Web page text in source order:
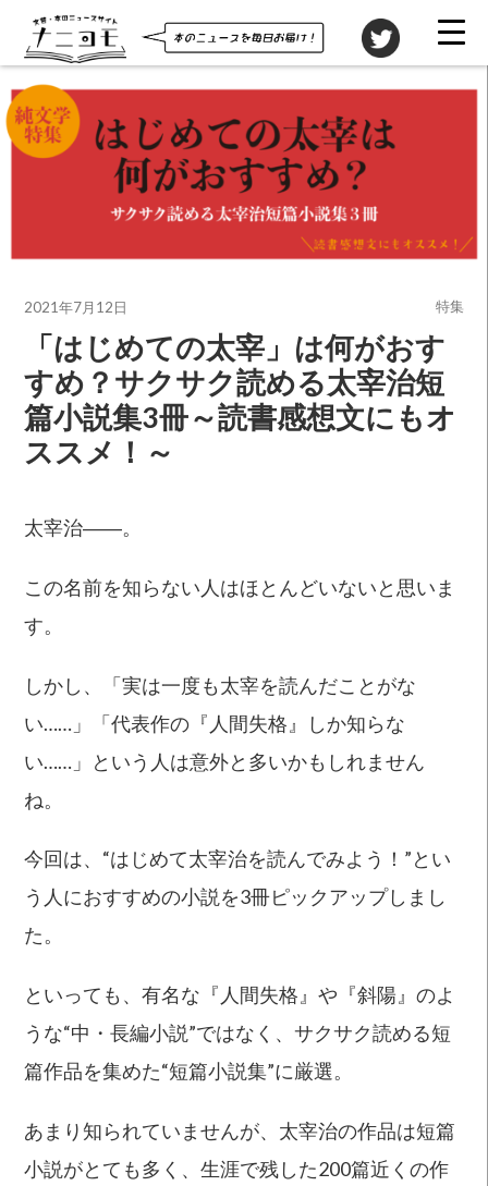
「はじめての太宰」は何がおす
すめ？サクサク読める太宰治短
篇小説集3冊～読書感想文にもオ
ススメ！～
太宰治――。
この名前を知らない人はほとんどいないと思いま
す。
しかし、「実は一度も太宰を読んだことがな
い……」「代表作の『人間失格』しか知らな
い……」という人は意外と多いかもしれません
ね。
今回は、“はじめて太宰治を読んでみよう！”とい
う人におすすめの小説を3冊ピックアップしまし
た。
といっても、有名な『人間失格』や『斜陽』のよ
うな“中・長編小説”ではなく、サクサク読める短
篇作品を集めた“短篇小説集”に厳選。
あまり知られていませんが、太宰治の作品は短篇
小説がとても多く、生涯で残した200篇近くの作
2021年7月12日 特集